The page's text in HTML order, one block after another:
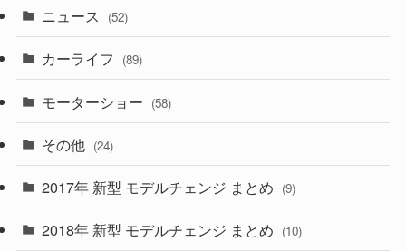
(43)
(6)
(9)
(4)
(28)
(27)
(26)
(33)
ニュース (52)
カーライフ (89)
モーターショー (58)
その他 (24)
2017年 新型 モデルチェンジ まとめ (9)
2018年 新型 モデルチェンジ まとめ (10)